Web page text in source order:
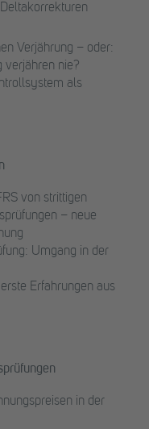
Verjährung – oder:
verjähren nie?
als
von strittigen
– neue
Umgang in der
Erfahrungen aus
in der